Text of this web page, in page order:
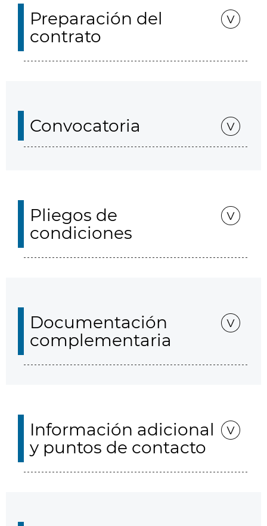
Preparación del
contrato
Convocatoria
Pliegos de
condiciones
Documentación
complementaria
Información adicional
y puntos de contacto